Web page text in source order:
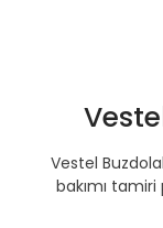
Vestel
bakımı